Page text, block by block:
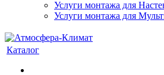
Услуги монтажа для
Услуги монтажа для
Каталог